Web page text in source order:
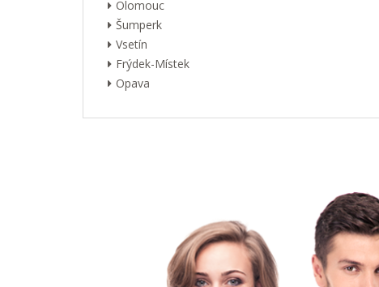
Olomouc
Šumperk
Vsetín
Frýdek-Místek
Opava